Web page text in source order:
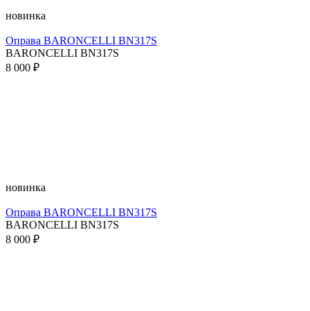
новинка
Оправа BARONCELLI BN317S
BARONCELLI BN317S
8 000 ₽
новинка
Оправа BARONCELLI BN317S
BARONCELLI BN317S
8 000 ₽